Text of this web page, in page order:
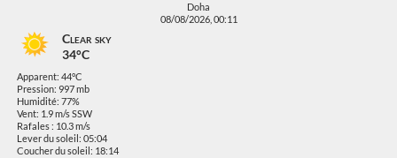
Doha
08/08/2026, 00:11
Clear sky
34°C
Apparent: 44°C
Pression: 997 mb
Humidité: 77%
Vent: 1.9 m/s SSW
Rafales : 10.3 m/s
Lever du soleil: 05:04
Coucher du soleil: 18:14